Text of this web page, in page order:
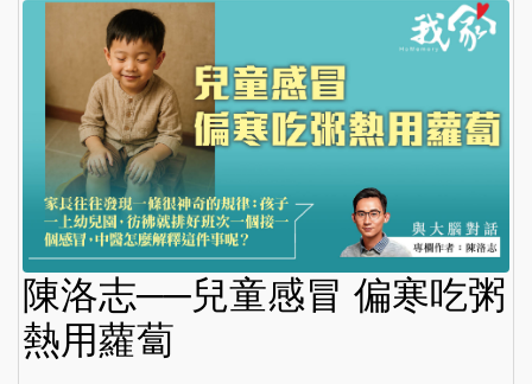
陳洛志──兒童感冒 偏寒吃粥
熱用蘿蔔